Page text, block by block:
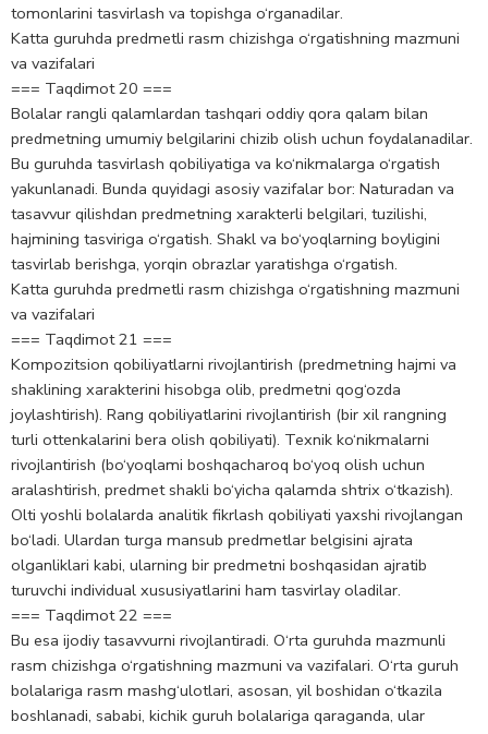
tomonlarini tasvirlash va topishga o‘rganadilar.
Katta guruhda predmetli rasm chizishga o‘rgatishning mazmuni
va vazifalari
=== Taqdimot 20 ===
Bolalar rangli qalamlardan tashqari oddiy qora qalam bilan
predmetning umumiy belgilarini chizib olish uchun foydalanadilar.
Bu guruhda tasvirlash qobiliyatiga va ko‘nikmalarga o‘rgatish
yakunlanadi. Bunda quyidagi asosiy vazifalar bor: Naturadan va
tasavvur qilishdan predmetning xarakterli belgilari, tuzilishi,
hajmining tasviriga o‘rgatish. Shakl va bo‘yoqlarning boyligini
tasvirlab berishga, yorqin obrazlar yaratishga o‘rgatish.
Katta guruhda predmetli rasm chizishga o‘rgatishning mazmuni
va vazifalari
=== Taqdimot 21 ===
Kompozitsion qobiliyatlarni rivojlantirish (predmetning hajmi va
shaklining xarakterini hisobga olib, predmetni qog‘ozda
joylashtirish). Rang qobiliyatlarini rivojlantirish (bir xil rangning
turli ottenkalarini bera olish qobiliyati). Texnik ko‘nikmalarni
rivojlantirish (bo‘yoqlami boshqacharoq bo‘yoq olish uchun
aralashtirish, predmet shakli bo‘yicha qalamda shtrix o‘tkazish).
Olti yoshli bolalarda analitik fikrlash qobiliyati yaxshi rivojlangan
bo‘ladi. Ulardan turga mansub predmetlar belgisini ajrata
olganliklari kabi, ularning bir predmetni boshqasidan ajratib
turuvchi individual xususiyatlarini ham tasvirlay oladilar.
=== Taqdimot 22 ===
Bu esa ijodiy tasavvurni rivojlantiradi. O‘rta guruhda mazmunli
rasm chizishga o‘rgatishning mazmuni va vazifalari. O‘rta guruh
bolalariga rasm mashg‘ulotlari, asosan, yil boshidan o‘tkazila
boshlanadi, sababi, kichik guruh bolalariga qaraganda, ular